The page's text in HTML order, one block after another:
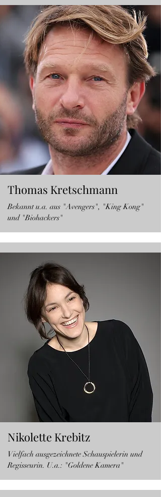
Thomas Kretschmann
Bekannt u.a. aus "Avengers", "King Kong"
und "Biohackers"
Nikolette Krebitz
Vielfach ausgezeichnete Schauspielerin und
Regisseurin. U.a.: "Goldene Kamera"